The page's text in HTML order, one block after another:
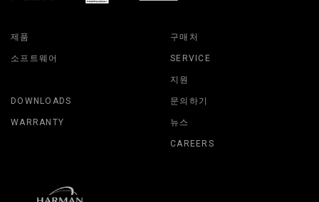
제품
소프트웨어
구매처
SERVICE
지원
DOWNLOADS
WARRANTY
문의하기
뉴스
CAREERS